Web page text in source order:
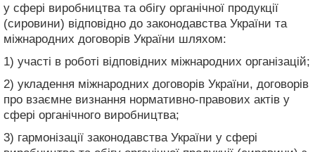
у сфері виробництва та обігу органічної продукції
(сировини) відповідно до законодавства України та
міжнародних договорів України шляхом:
1) участі в роботі відповідних міжнародних організацій;
2) укладення міжнародних договорів України, договорів
про взаємне визнання нормативно-правових актів у
сфері органічного виробництва;
3) гармонізації законодавства України у сфері